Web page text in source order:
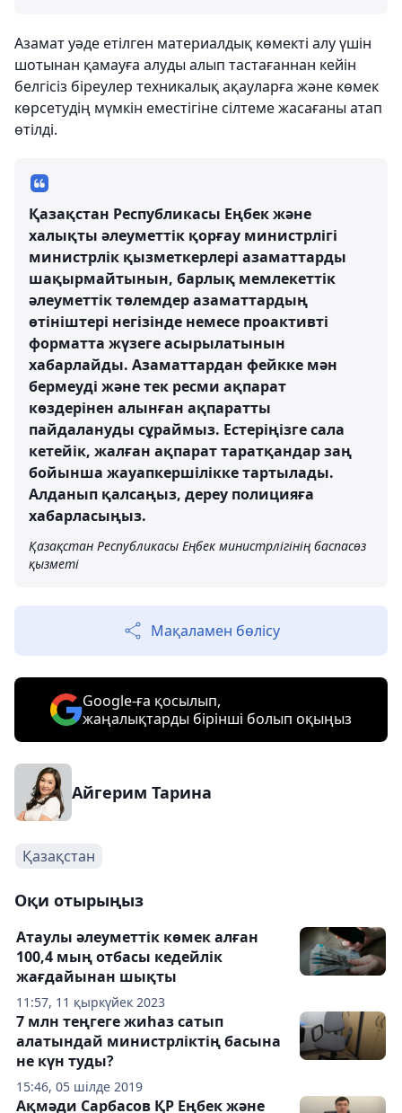
Азамат уәде етілген материалдық көмекті алу үшін
шотынан қамауға алуды алып тастағаннан кейін
белгісіз біреулер техникалық ақауларға және көмек
көрсетудің мүмкін еместігіне сілтеме жасағаны атап
өтілді.
Қазақстан Республикасы Еңбек және
халықты әлеуметтік қорғау министрлігі
министрлік қызметкерлері азаматтарды
шақырмайтынын, барлық мемлекеттік
әлеуметтік төлемдер азаматтардың
өтініштері негізінде немесе проактивті
форматта жүзеге асырылатынын
хабарлайды. Азаматтардан фейкке мән
бермеуді және тек ресми ақпарат
көздерінен алынған ақпаратты
пайдалануды сұраймыз. Естеріңізге сала
кетейік, жалған ақпарат таратқандар заң
бойынша жауапкершілікке тартылады.
Алданып қалсаңыз, дереу полицияға
хабарласыңыз.
Қазақстан Республикасы Еңбек министрлігінің баспасөз
қызметі
Мақаламен бөлісу
Google-ға қосылып,
жаңалықтарды бірінші болып оқыңыз
Айгерим Тарина
Қазақстан
Оқи отырыңыз
11:57, 11 қыркүйек 2023
Атаулы әлеуметтік көмек алған
100,4 мың отбасы кедейлік
жағдайынан шықты
15:46, 05 шілде 2019
7 млн теңгеге жиһаз сатып
алатындай министрліктің басына
не күн туды?
Ақмәди Сарбасов ҚР Еңбек және